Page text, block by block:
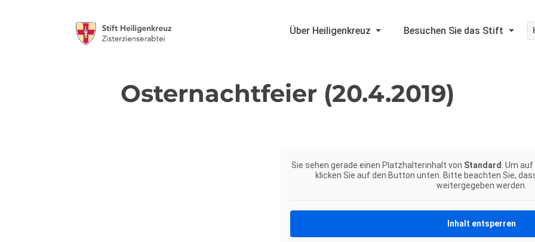
Über Heiligenkreuz Besuchen Sie das Stift
Osternachtfeier (20.4.2019)
Sie sehen gerade einen Platzhalterinhalt von Standard . Um
klicken Sie auf den Button unten. Bitte beachten Sie,
weitergegeben werden.
Inhalt entsperren